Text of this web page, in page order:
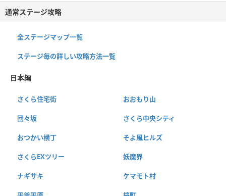
通常ステージ攻略
全ステージマップ一覧
ステージ毎の詳しい攻略方法一覧
日本編
さくら住宅街 おおもり山
団々坂 さくら中央シティ
おつかい横丁 そよ風ヒルズ
さくらEXツリー 妖魔界
ナギサキ ケマモト村